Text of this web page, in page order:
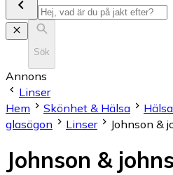
Sök
Annons
Linser
Hem
Skönhet & Hälsa Hälsa
glasögon
Linser Johnson &
Johnson &